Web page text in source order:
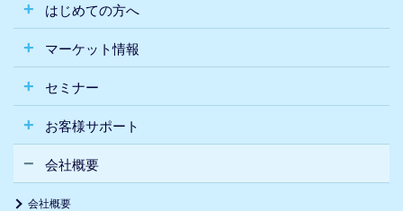
はじめての方へ
マーケット情報
セミナー
お客様サポート
会社概要
会社概要